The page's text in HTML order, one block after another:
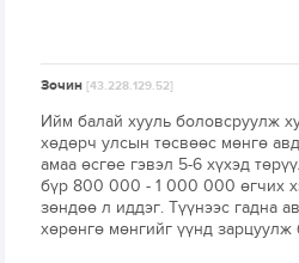
Зочин[43.228.129.52]
Ийм балай хууль боловсруулж
хөдөрч улсын төсвөөс мөнгө
амаа өсгөе гэвэл 5-6 хүхэд
бүр 800 000 - 1 000 000 өгчих
зөндөө л иддэг. Түүнээс гадна
хөрөнгө мөнгийг үүнд зарцуулж